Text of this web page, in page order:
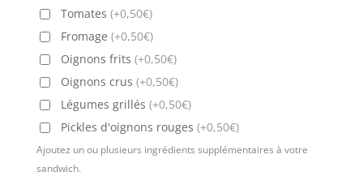
Tomates (+0,50€)
Fromage (+0,50€)
Oignons frits (+0,50€)
Oignons crus (+0,50€)
Légumes grillés (+0,50€)
Pickles d'oignons rouges (+0,50€)
Ajoutez un ou plusieurs ingrédients supplémentaires à votre
sandwich.